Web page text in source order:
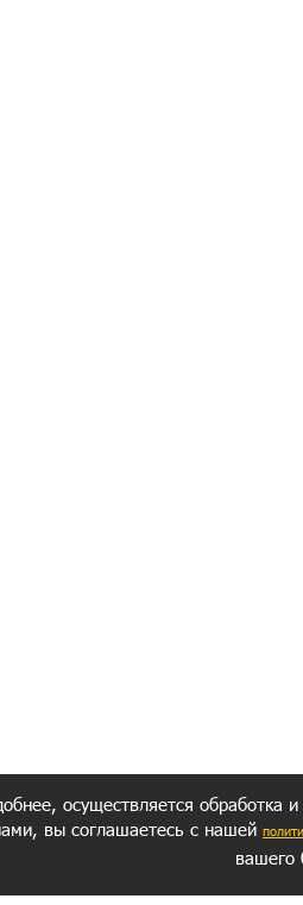
осуществляется обработка
вы соглашаетесь с нашей
вашего